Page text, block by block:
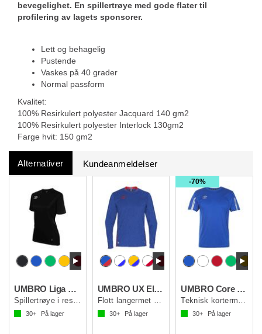
bevegelighet. En spillertrøye med gode flater til
profilering av lagets sponsorer.
Lett og behagelig
Pustende
Vaskes på 40 grader
Normal passform
Kvalitet:
100% Resirkulert polyester Jacquard 140 gm2
100% Resirkulert polyester Interlock 130gm2
Farge hvit: 150 gm2
Alternativer Kundeanmeldelser
UMBRO Liga SS Jersey W
Spillertrøye i resirkulert kvalitet dame
30+ På lager
UMBRO UX Elite LS Jsy
Flott langermet spillertrøye
30+ På lager
70%
UMBRO Core SS Jersey
Teknisk kortermet spillertrøye
30+ På lager